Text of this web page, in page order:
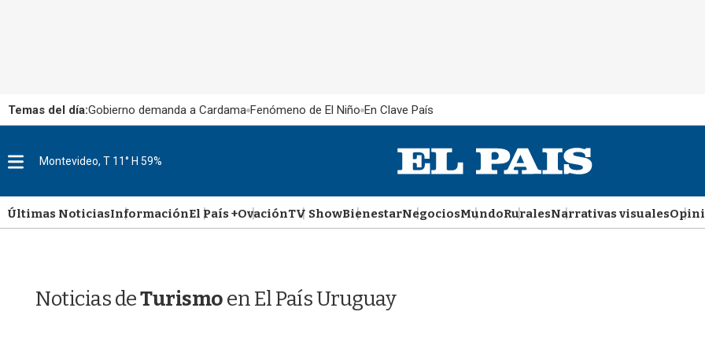
Temas del día:Gobierno demanda a Cardama Fenómeno de El Niño En Clave País
M
u
Montevideo, T 11° H 59%
Últimas NoticiasInformaciónEl País +OvaciónTV ShowBienestarNegociosMundoRuralesNarrativas visuales
Noticias deTurismoen El País Uruguay